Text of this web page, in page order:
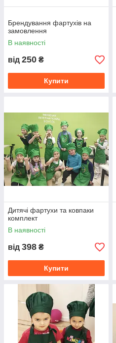
Брендування фартухів на
замовлення
В наявності
від 250 ₴
Купити
Дитячі фартухи та ковпаки
комплект
В наявності
від 398 ₴
Купити